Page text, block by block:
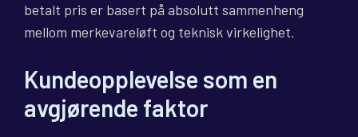
betalt pris er basert på absolutt sammenheng
mellom merkevareløft og teknisk virkelighet.
Kundeopplevelse som en
avgjørende faktor